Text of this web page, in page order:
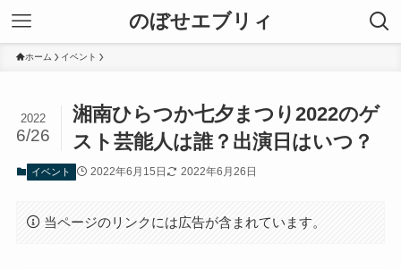
のぼせエブリィ
ホーム イベント
湘南ひらつか七夕まつり2022のゲ
スト芸能人は誰？出演日はいつ？
2022
6/26
イベント 2022年6月15日 2022年6月26日
当ページのリンクには広告が含まれています。